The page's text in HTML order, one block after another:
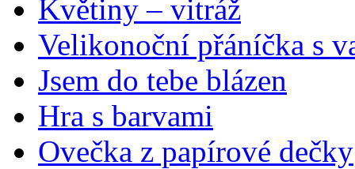
Květiny – vitráž
Velikonoční přáníčka s
Jsem do tebe blázen
Hra s barvami
Ovečka z papírové dečky